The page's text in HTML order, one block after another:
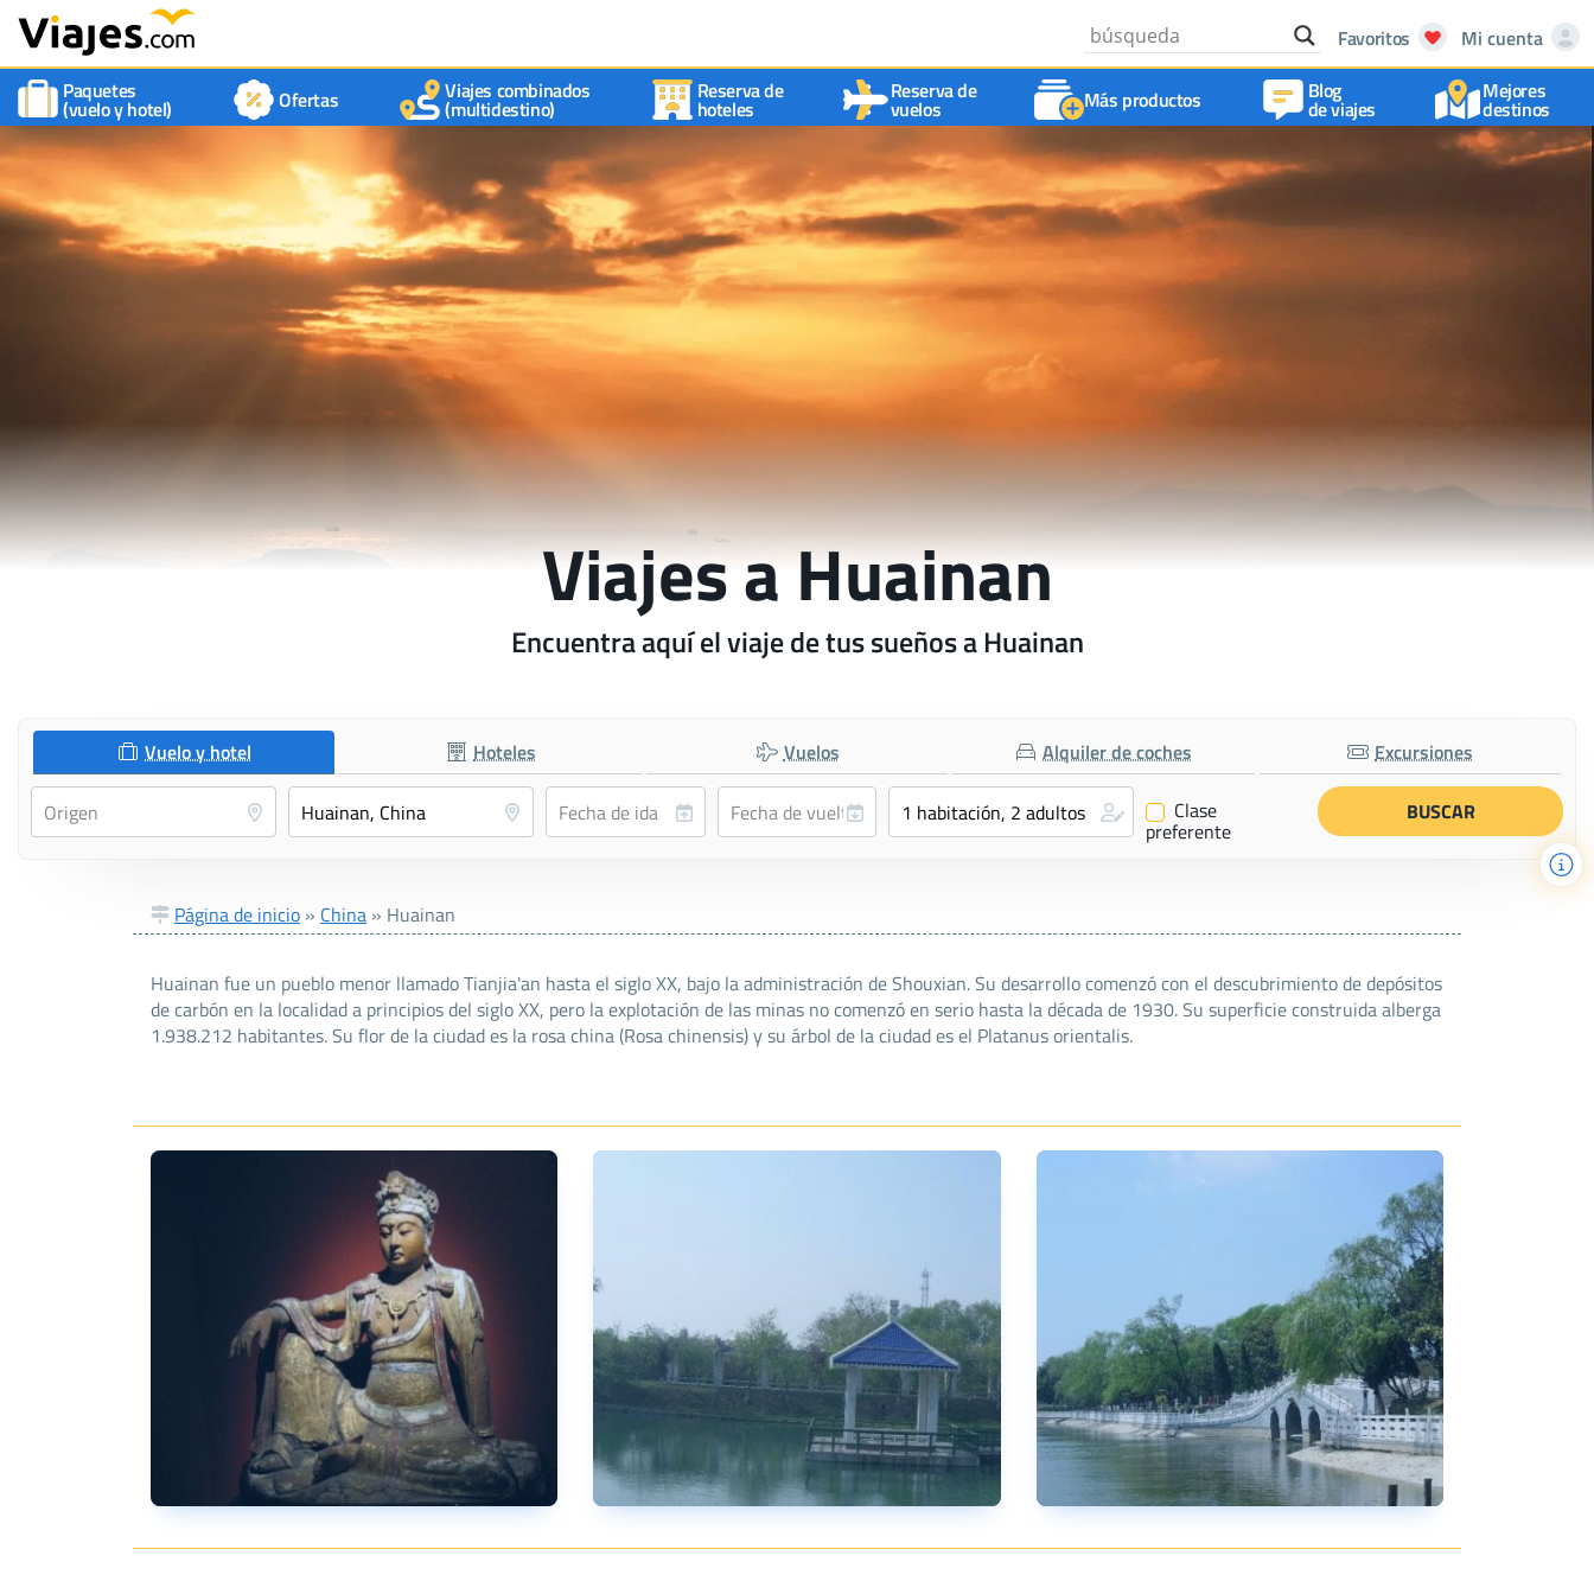
Favoritos
Mi cuenta
Paquetes
(vuelo y hotel) Ofertas Viajes combinados
(multidestino)
Reserva de
hoteles
Reserva de
vuelos Más productos Blog
de viajes
Mejores
destinos
Viajes a Huainan
Encuentra aquí el viaje de tus sueños a Huainan
Vuelo y hotel Hoteles Vuelos Alquiler de coches Excursiones
✔ Clase
preferente
Página de inicio » China » Huainan
Huainan fue un pueblo menor llamado Tianjia'an hasta el siglo XX, bajo la administración de Shouxian. Su desarrollo comenzó con el descubrimiento de depósitos
de carbón en la localidad a principios del siglo XX, pero la explotación de las minas no comenzó en serio hasta la década de 1930. Su superficie construida alberga
1.938.212 habitantes. Su flor de la ciudad es la rosa china (Rosa chinensis) y su árbol de la ciudad es el Platanus orientalis.